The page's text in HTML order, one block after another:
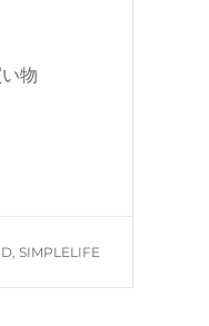
物
,SIMPLELIFE